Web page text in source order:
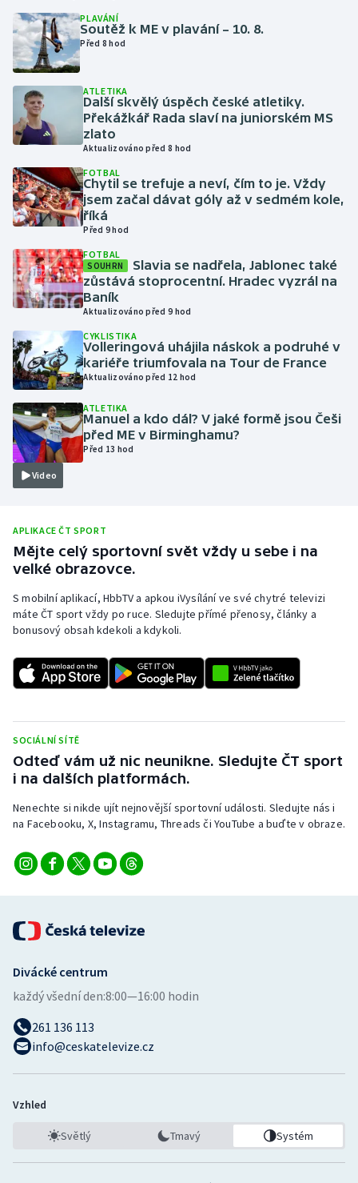
Cyklistika
Dostihy
Florbal
Futsal
Golf
Gymnastika
Házená
Jezdectví
Judo
Krasobruslení
Lezení
Lyže a snowboard
Moderní pětiboj
Motorsport
Olympijské hry
Parasport
Plážový volejbal
Ragby
Rychlobruslení
Sportovní střelba
Veslování
Vodní slalom
Ostatní
PLAVÁNÍ
Soutěž k ME v plavání – 10. 8.
Před 8 hod
ATLETIKA
Další skvělý úspěch české atletiky.
Překážkář Rada slaví na juniorském MS
zlato
Aktualizováno před 8 hod
FOTBAL
Chytil se trefuje a neví, čím to je. Vždy
jsem začal dávat góly až v sedmém kole,
říká
Před 9 hod
FOTBAL
SOUHRN
Slavia se nadřela, Jablonec také
zůstává stoprocentní. Hradec vyzrál na
Baník
Aktualizováno před 9 hod
CYKLISTIKA
Volleringová uhájila náskok a podruhé v
kariéře triumfovala na Tour de France
Aktualizováno před 12 hod
Video
ATLETIKA
Manuel a kdo dál? V jaké formě jsou Češi
před ME v Birminghamu?
Před 13 hod
APLIKACE ČT SPORT
Mějte celý sportovní svět vždy u sebe i na
velké obrazovce.
S mobilní aplikací, HbbTV a apkou iVysílání ve své chytré televizi
máte ČT sport vždy po ruce. Sledujte přímé přenosy, články a
bonusový obsah kdekoli a kdykoli.
SOCIÁLNÍ SÍTĚ
Odteď vám už nic neunikne. Sledujte ČT sport
i na dalších platformách.
Nenechte si nikde ujít nejnovější sportovní události. Sledujte nás i
na Facebooku, X, Instagramu, Threads či YouTube a buďte v obraze.
Divácké centrum
každý všední den:8:00—16:00 hodin
261 136 113
info@ceskatelevize.cz
Vzhled
Světlý Tmavý Systém